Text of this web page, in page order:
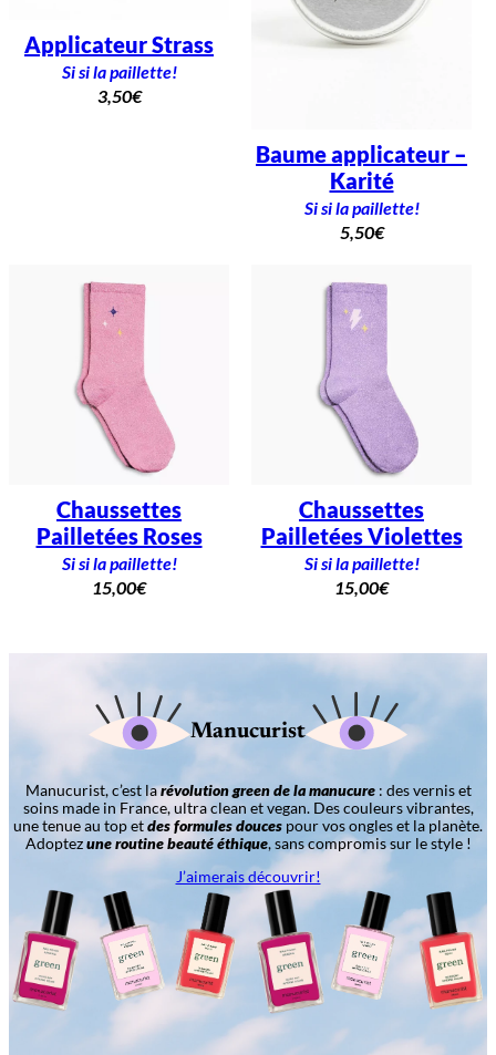
Applicateur Strass
Si si la paillette!
3,50€
Baume applicateur –
Karité
Si si la paillette!
5,50€
Chaussettes
Pailletées Roses
Si si la paillette!
15,00€
Chaussettes
Pailletées Violettes
Si si la paillette!
15,00€
Manucurist
Manucurist, c’est larévolution green de la manucure: des vernis et
soins made in France, ultra clean et vegan. Des couleurs vibrantes,
une tenue au top etdes formules douces pour vos ongles et la planète.
Adoptezune routine beauté éthique, sans compromis sur le style !
J’aimerais découvrir!